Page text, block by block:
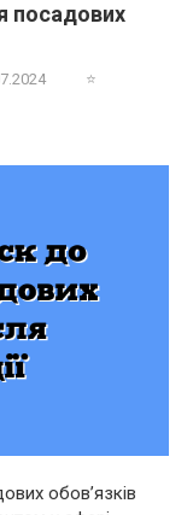
посадових
⭐
обов’язків